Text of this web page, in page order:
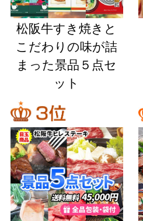
松阪牛すき焼きと
こだわりの味が詰
まった景品５点セ
ット